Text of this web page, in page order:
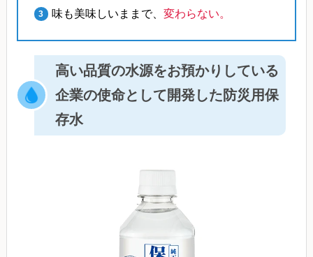
味も美味しいままで、 変わらない。
高い品質の水源をお預かりしている
企業の使命として開発した防災用保
存水